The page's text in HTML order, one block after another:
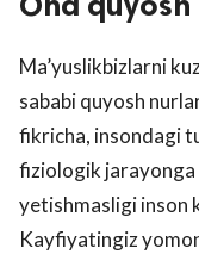
Ma’yuslikbizlarni
sababi quyosh
fikricha, insondagi
fiziologik jarayonga
yetishmasligi inson
Kayfiyatingiz